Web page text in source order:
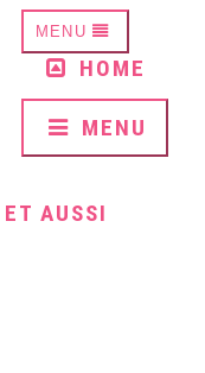
MENU
HOME
MENU
ET AUSSI